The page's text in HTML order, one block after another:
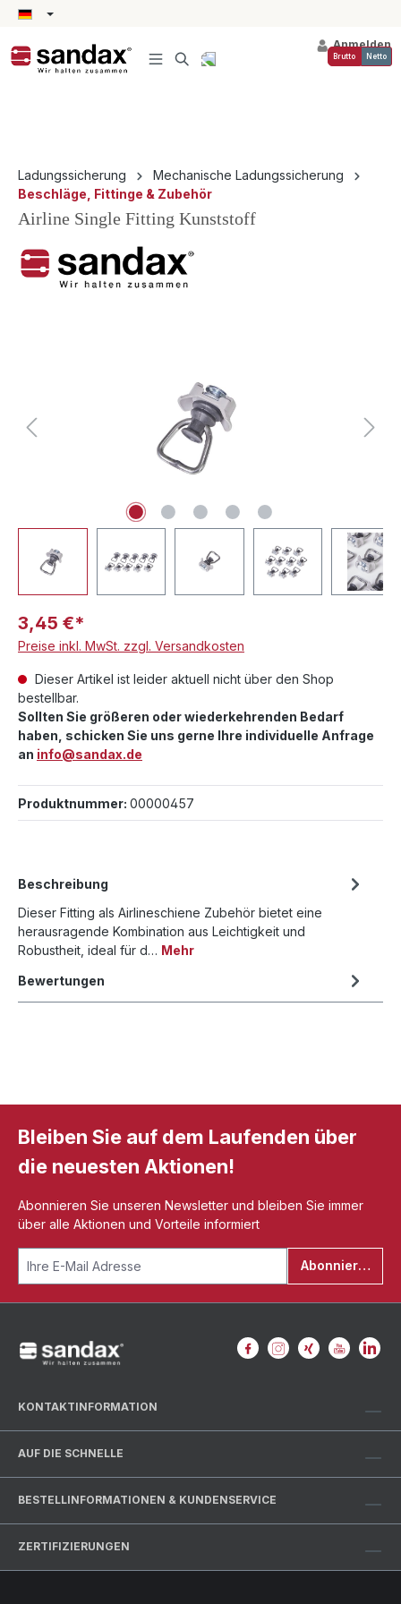
springen
Anmelden
Brutto Netto
Ladungssicherung
Mechanische Ladungssicherung
Beschläge, Fittinge & Zubehör
Airline Single Fitting Kunststoff
3,45 €*
Preise inkl. MwSt. zzgl. Versandkosten
Dieser Artikel ist leider aktuell nicht über den Shop
bestellbar.
Sollten Sie größeren oder wiederkehrenden Bedarf
haben, schicken Sie uns gerne Ihre individuelle Anfrage
an info@sandax.de
Produktnummer: 00000457
Beschreibung
Dieser Fitting als Airlineschiene Zubehör bietet eine
herausragende Kombination aus Leichtigkeit und
Robustheit, ideal für d… Mehr
Bewertungen
Bleiben Sie auf dem Laufenden über
die neuesten Aktionen!
Abonnieren Sie unseren Newsletter und bleiben Sie immer
über alle Aktionen und Vorteile informiert
Abonnieren
KONTAKTINFORMATION
AUF DIE SCHNELLE
BESTELLINFORMATIONEN & KUNDENSERVICE
ZERTIFIZIERUNGEN